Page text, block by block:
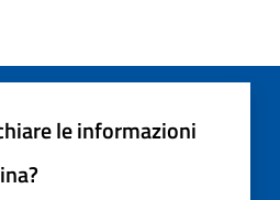
le informazioni